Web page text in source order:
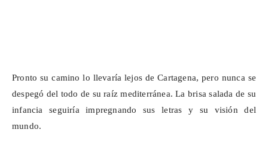
Pronto su camino lo llevaría lejos de Cartagena, pero nunca se
despegó del todo de su raíz mediterránea. La brisa salada de su
infancia seguiría impregnando sus letras y su visión del
mundo.